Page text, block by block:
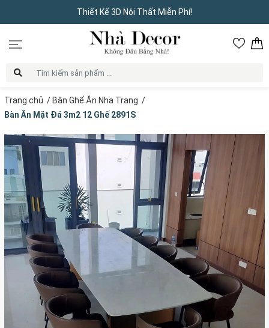
Thiết Kế 3D Nội Thất Miễn Phí!
Trang chủ / Bàn Ghế Ăn Nha Trang /
Bàn Ăn Mặt Đá 3m2 12 Ghế 2891S